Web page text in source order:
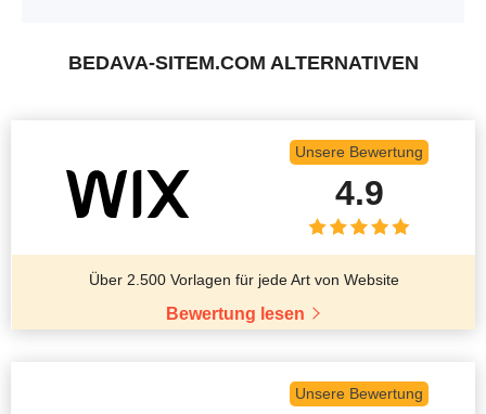
BEDAVA-SITEM.COM ALTERNATIVEN
Unsere Bewertung
4.9
Über 2.500 Vorlagen für jede Art von Website
Bewertung lesen
Unsere Bewertung